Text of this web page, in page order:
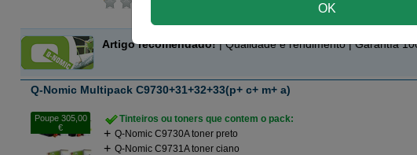
Artigo recomendado!| Qualidade e rendimento | Garantía
Q-Nomic Multipack C9730+31+32+33(p+ c+ m+ a)
Poupe 305,00
€
Tinteiros ou toners que contem o pack:
Q-Nomic C9730A toner preto
Q-Nomic C9731A toner ciano
OK